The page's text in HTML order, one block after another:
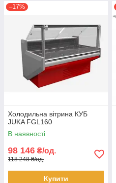
–17%
Холодильна вітрина КУБ
JUKA FGL160
В наявності
98 146 ₴/од.
118 248 ₴/од.
Купити